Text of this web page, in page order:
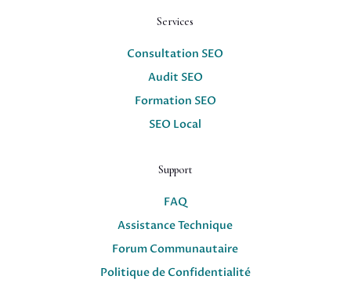
Services
Consultation SEO
Audit SEO
Formation SEO
SEO Local
Support
FAQ
Assistance Technique
Forum Communautaire
Politique de Confidentialité